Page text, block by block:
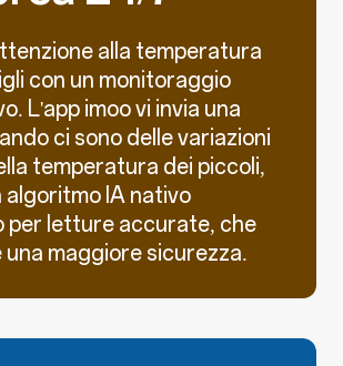
alla temperatura
con un monitoraggio
L'app imoo vi invia una
ci sono delle variazioni
temperatura dei piccoli,
algoritmo IA nativo
letture accurate, che
maggiore sicurezza.